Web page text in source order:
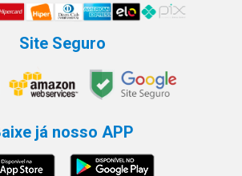
Site Seguro
já nosso APP